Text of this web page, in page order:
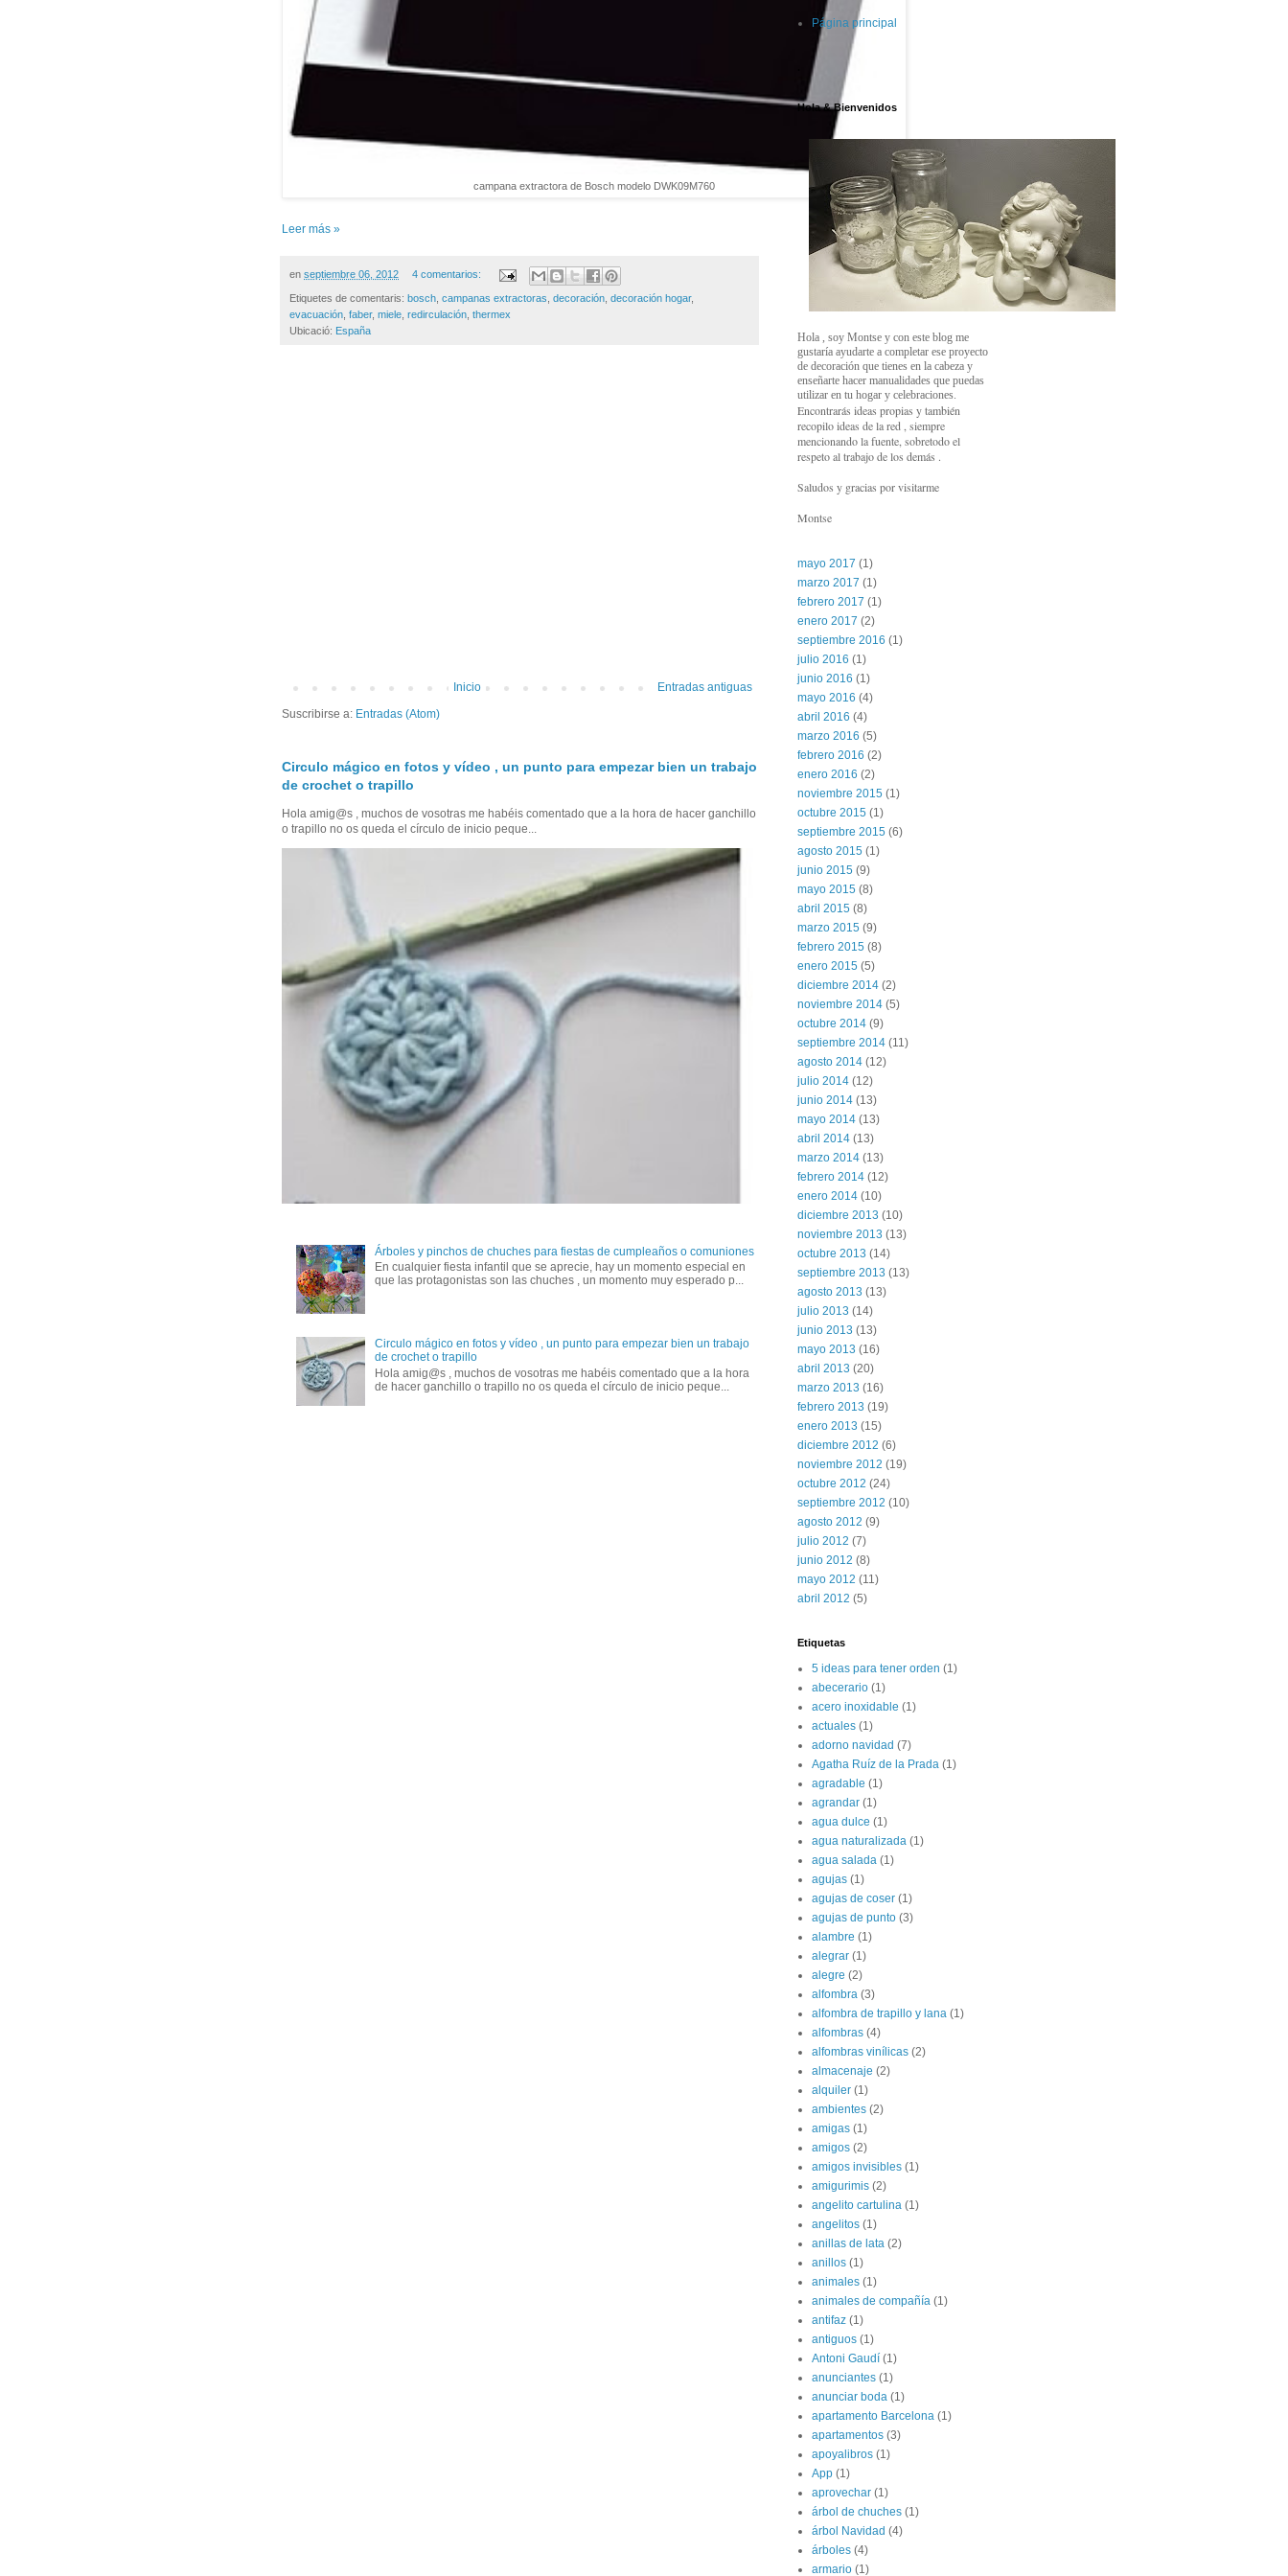
campana extractora de Bosch modelo DWK09M760
Leer más »
en septiembre 06, 2012 4 comentarios:
Etiquetes de comentaris: bosch campanas extractoras decoración decoración hogar,
evacuación faber, miele redirculación thermex
Ubicació: España
Entradas antiguas
Inicio
Suscribirse a: Entradas (Atom)
Circulo mágico en fotos y vídeo , un punto para empezar bien un trabajo
de crochet o trapillo
Hola amig@s , muchos de vosotras me habéis comentado que a la hora de hacer ganchillo
o trapillo no os queda el círculo de inicio peque...
Árboles y pinchos de chuches para fiestas de cumpleaños o comuniones
En cualquier fiesta infantil que se aprecie, hay un momento especial en
que las protagonistas son las chuches , un momento muy esperado p...
Circulo mágico en fotos y vídeo , un punto para empezar bien un trabajo
de crochet o trapillo
Hola amig@s , muchos de vosotras me habéis comentado que a la hora
de hacer ganchillo o trapillo no os queda el círculo de inicio peque...
Página principal
Hola & Bienvenidos
Hola , soy Montse y con este blog me
gustaría ayudarte a completar ese proyecto
de decoración que tienes en la cabeza y
enseñarte hacer manualidades que puedas
utilizar en tu hogar y celebraciones.
Encontrarás ideas propias y también
recopilo ideas de la red , siempre
mencionando la fuente, sobretodo el
respeto al trabajo de los demás .
Saludos y gracias por visitarme
Montse
mayo 2017 (1)
marzo 2017 (1)
febrero 2017 (1)
enero 2017 (2)
septiembre 2016 (1)
julio 2016 (1)
junio 2016 (1)
mayo 2016 (4)
abril 2016 (4)
marzo 2016 (5)
febrero 2016 (2)
enero 2016 (2)
noviembre 2015 (1)
octubre 2015 (1)
septiembre 2015 (6)
agosto 2015 (1)
junio 2015 (9)
mayo 2015 (8)
abril 2015 (8)
marzo 2015 (9)
febrero 2015 (8)
enero 2015 (5)
diciembre 2014 (2)
noviembre 2014 (5)
octubre 2014 (9)
septiembre 2014 (11)
agosto 2014 (12)
julio 2014 (12)
junio 2014 (13)
mayo 2014 (13)
abril 2014 (13)
marzo 2014 (13)
febrero 2014 (12)
enero 2014 (10)
diciembre 2013 (10)
noviembre 2013 (13)
octubre 2013 (14)
septiembre 2013 (13)
agosto 2013 (13)
julio 2013 (14)
junio 2013 (13)
mayo 2013 (16)
abril 2013 (20)
marzo 2013 (16)
febrero 2013 (19)
enero 2013 (15)
diciembre 2012 (6)
noviembre 2012 (19)
octubre 2012 (24)
septiembre 2012 (10)
agosto 2012 (9)
julio 2012 (7)
junio 2012 (8)
mayo 2012 (11)
abril 2012 (5)
Etiquetas
5 ideas para tener orden (1)
abecerario (1)
acero inoxidable (1)
actuales (1)
adorno navidad (7)
Agatha Ruíz de la Prada (1)
agradable (1)
agrandar (1)
agua dulce (1)
agua naturalizada (1)
agua salada (1)
agujas (1)
agujas de coser (1)
agujas de punto (3)
alambre (1)
alegrar (1)
alegre (2)
alfombra (3)
alfombra de trapillo y lana (1)
alfombras (4)
alfombras vinílicas (2)
almacenaje (2)
alquiler (1)
ambientes (2)
amigas (1)
amigos (2)
amigos invisibles (1)
amigurimis (2)
angelito cartulina (1)
angelitos (1)
anillas de lata (2)
anillos (1)
animales (1)
animales de compañía (1)
antifaz (1)
antiguos (1)
Antoni Gaudí (1)
anunciantes (1)
anunciar boda (1)
apartamento Barcelona (1)
apartamentos (3)
apoyalibros (1)
App (1)
aprovechar (1)
árbol de chuches (1)
árbol Navidad (4)
árboles (4)
armario (1)